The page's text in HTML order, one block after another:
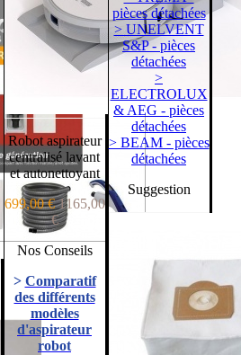
Robot aspirateur
centralisé lavant
et autonettoyant
699,00 €1165,00
€
Nos Conseils
> Comparatif
des différents
modèles
d'aspirateur
robot
pièces détachées
> UNELVENT
S&P - pièces
détachées
>
ELECTROLUX
& AEG - pièces
détachées
> BEAM - pièces
détachées
Suggestion